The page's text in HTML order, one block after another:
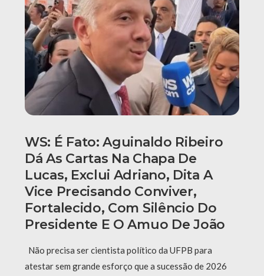
WS: É Fato: Aguinaldo Ribeiro
Dá As Cartas Na Chapa De
Lucas, Exclui Adriano, Dita A
Vice Precisando Conviver,
Fortalecido, Com Silêncio Do
Presidente E O Amuo De João
Não precisa ser cientista político da UFPB para
atestar sem grande esforço que a sucessão de 2026